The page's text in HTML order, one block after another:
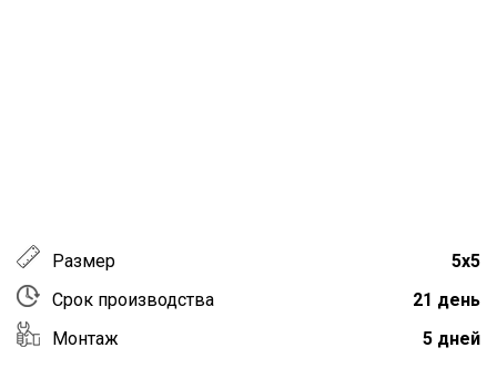
Размер
5х5
Срок производства
21 день
Монтаж
5 дней